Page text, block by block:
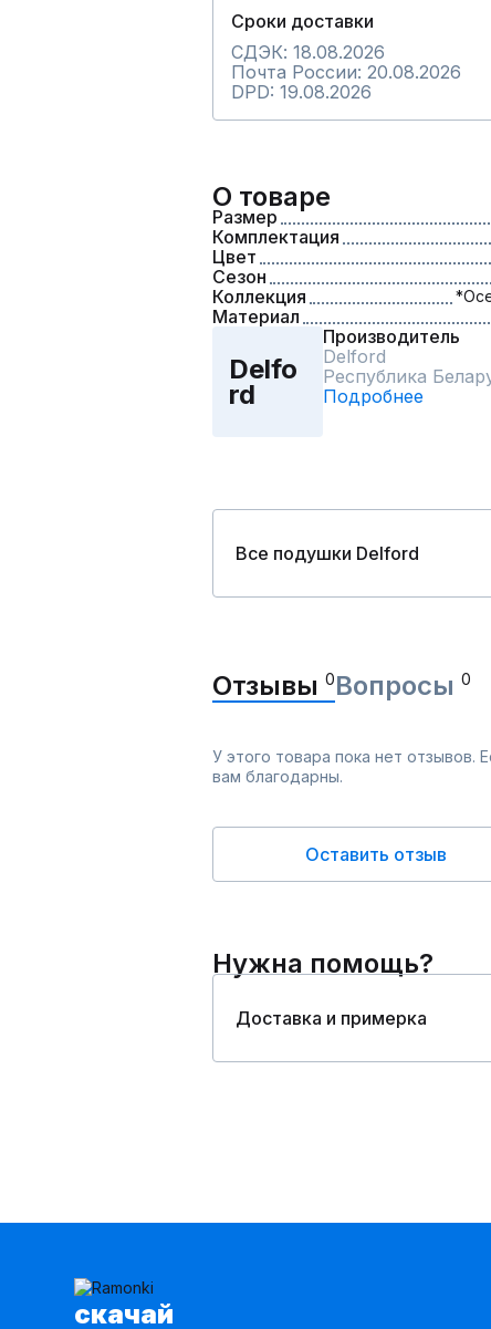
Сроки доставки
СДЭК: 18.08.2026
Почта России: 20.08.2026
DPD: 19.08.2026
О товаре
Размер
Комплектация
Цвет
Сезон
Коллекция
Материал
Delfo
rd
Производитель
Delford
Республика
Подробнее
Все подушки Delford
Отзывы 0Вопросы 0
У этого товара пока нет отзывов.
вам благодарны.
Оставить отзыв
Нужна помощь?
Доставка и примерка
cкачай